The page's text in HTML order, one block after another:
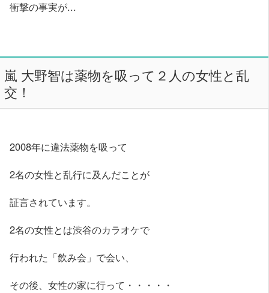
衝撃の事実が...
嵐 大野智は薬物を吸って２人の女性と乱
交！
2008年に違法薬物を吸って
2名の女性と乱行に及んだことが
証言されています。
2名の女性とは渋谷のカラオケで
行われた「飲み会」で会い、
その後、女性の家に行って・・・・・